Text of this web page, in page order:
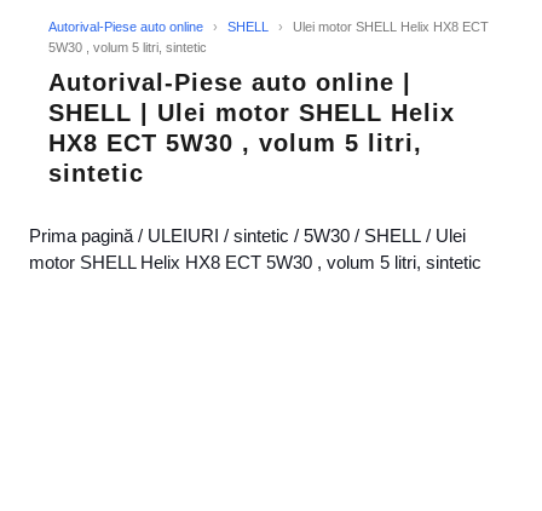
Autorival-Piese auto online › SHELL ›
Ulei motor SHELL Helix HX8 ECT
5W30 , volum 5 litri, sintetic
Autorival-Piese auto online |
SHELL | Ulei motor SHELL Helix
HX8 ECT 5W30 , volum 5 litri,
sintetic
Prima pagină / ULEIURI / sintetic / 5W30 / SHELL / Ulei
motor SHELL Helix HX8 ECT 5W30 , volum 5 litri, sintetic